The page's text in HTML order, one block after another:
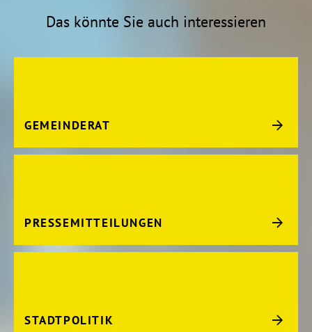
Das könnte Sie auch interessieren
GEMEINDERAT
PRESSEMITTEILUNGEN
STADTPOLITIK